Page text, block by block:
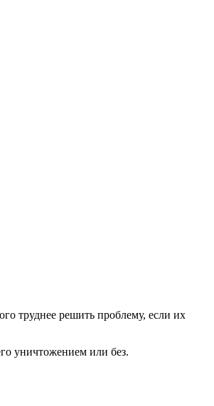
труднее решить проблему, если их
уничтожением или без.